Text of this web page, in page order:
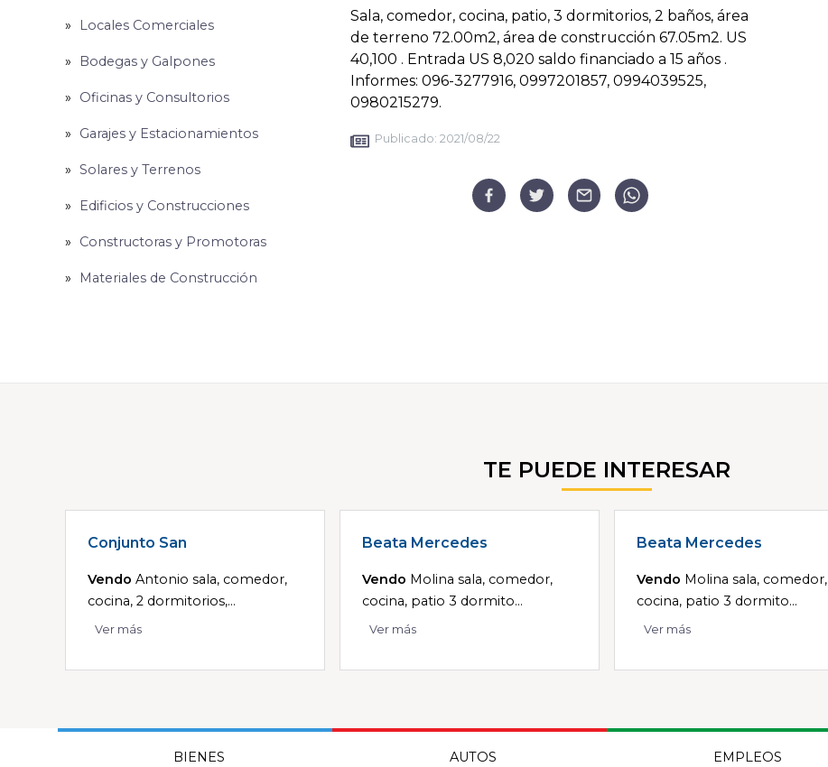
Locales Comerciales
Bodegas y Galpones
Oficinas y Consultorios
Garajes y Estacionamientos
Solares y Terrenos
Edificios y Construcciones
Constructoras y Promotoras
Materiales de Construcción
Sala, comedor, cocina, patio, 3 dormitorios, 2 baños, área
de terreno 72.00m2, área de construcción 67.05m2. US
40,100 . Entrada US 8,020 saldo financiado a 15 años .
Informes: 096-3277916, 0997201857, 0994039525,
0980215279.
Publicado: 2021/08/22
TE PUEDE INTERESAR
Conjunto San
Vendo Antonio sala, comedor,
cocina, 2 dormitorios,...
Ver más
Beata Mercedes
Vendo Molina sala, comedor,
cocina, patio 3 dormito...
Ver más
Beata Mercedes
Vendo Molina sala, comedor,
cocina, patio 3 dormito...
Ver más
BIENES AUTOS EMPLEOS